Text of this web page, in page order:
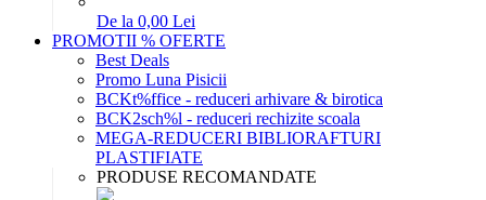
De la 0,00 Lei
PROMOTII % OFERTE
Best Deals
Promo Luna Pisicii
BCKt%ffice - reduceri arhivare & birotica
BCK2sch%l - reduceri rechizite scoala
MEGA-REDUCERI BIBLIORAFTURI
PLASTIFIATE
PRODUSE RECOMANDATE